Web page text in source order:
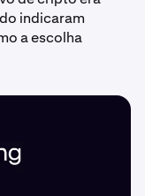
indicaram
a escolha